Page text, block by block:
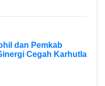
dan Pemkab
Cegah Karhutla